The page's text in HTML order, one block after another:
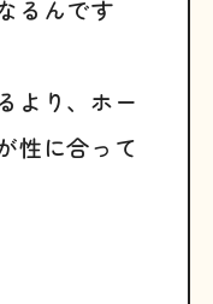
るんです
より、ホー
性に合って